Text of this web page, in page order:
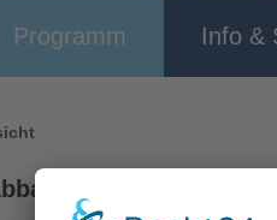
Programm Info &